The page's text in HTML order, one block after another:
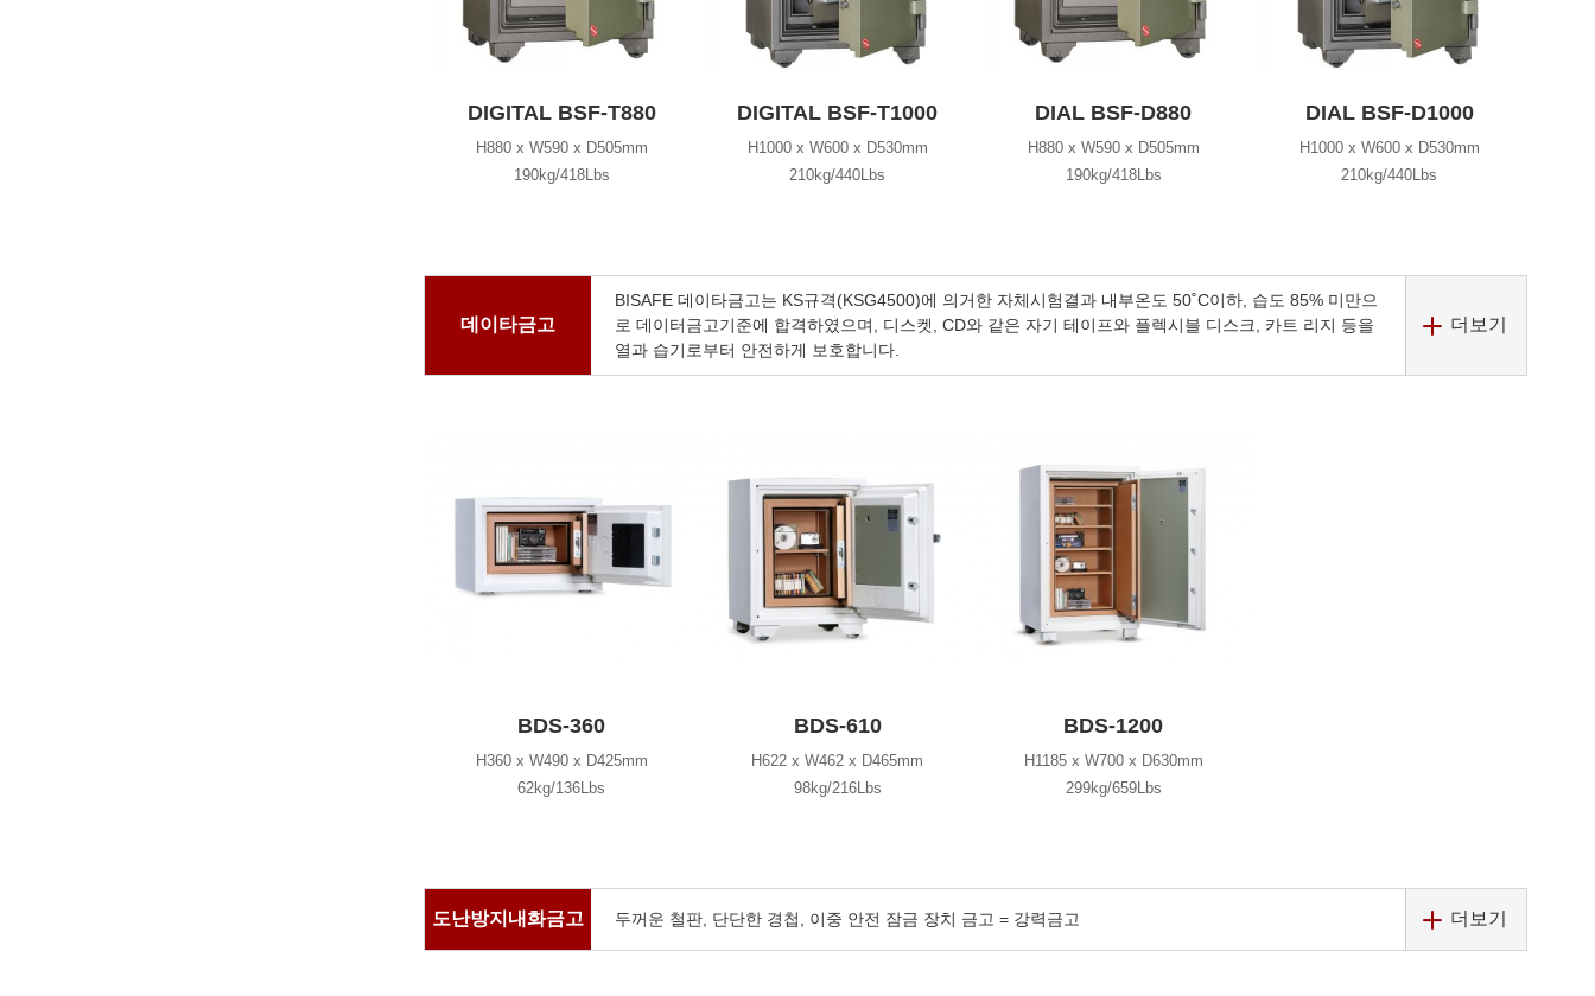
DIGITAL BSF-T880
H880 x W590 x D505mm
190kg/418Lbs
DIGITAL BSF-T1000
H1000 x W600 x D530mm
210kg/440Lbs
DIAL BSF-D880
H880 x W590 x D505mm
190kg/418Lbs
DIAL BSF-D1000
H1000 x W600 x D530mm
210kg/440Lbs
데이타금고
BISAFE 데이타금고는 KS규격(KSG4500)에 의거한 자체시험결과 내부온도 50˚C이하, 습도 85% 미만으
로 데이터금고기준에 합격하였으며, 디스켓, CD와 같은 자기 테이프와 플렉시블 디스크, 카트 리지 등을
열과 습기로부터 안전하게 보호합니다.
더보기
BDS-360
H360 x W490 x D425mm
62kg/136Lbs
BDS-610
H622 x W462 x D465mm
98kg/216Lbs
BDS-1200
H1185 x W700 x D630mm
299kg/659Lbs
도난방지내화금고 두꺼운 철판, 단단한 경첩, 이중 안전 잠금 장치 금고 = 강력금고 더보기